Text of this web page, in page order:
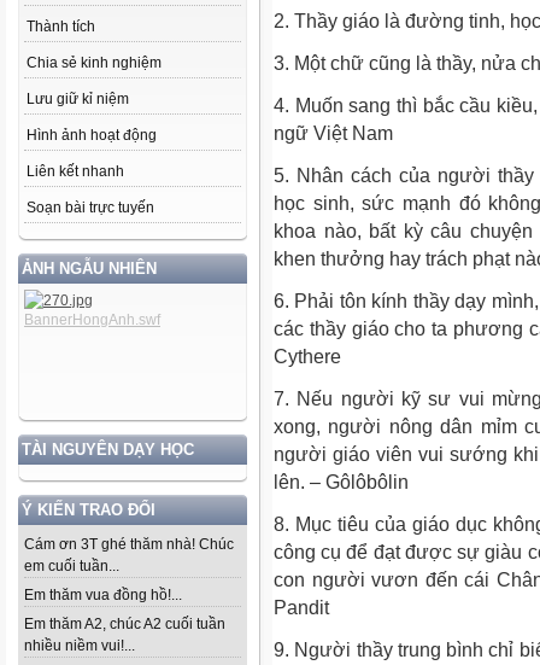
Thành tích
Chia sẻ kinh nghiệm
Lưu giữ kỉ niệm
Hình ảnh hoạt động
Liên kết nhanh
Soạn bài trực tuyến
ẢNH NGẪU NHIÊN
TÀI NGUYÊN DẠY HỌC
Ý KIẾN TRAO ĐỔI
Cám ơn 3T ghé thăm nhà! Chúc
em cuối tuần...
Em thăm vua đồng hồ!...
Em thăm A2, chúc A2 cuối tuần
nhiều niềm vui!...
2. Thầy giáo là đường tinh,
3. Một chữ cũng là thầy, nửa
4. Muốn sang thì bắc cầu
ngữ Việt Nam
5. Nhân cách của người
học sinh, sức mạnh đó
khoa nào, bất kỳ câu
khen thưởng hay trách phạt
6. Phải tôn kính thầy dạy
các thầy giáo cho ta phương
Cythere
7. Nếu người kỹ sư vui
xong, người nông dân mỉm
người giáo viên vui sướng
lên. – Gôlôbôlin
8. Mục tiêu của giáo dục
công cụ để đạt được sự giàu
con người vươn đến cái
Pandit
9. Người thầy trung bình chỉ